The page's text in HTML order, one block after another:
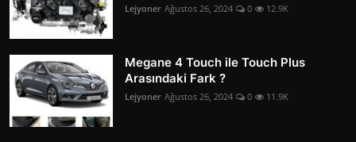
Lejyoner Ağustos 26, 2024 0 12.9K
Megane 4 Touch ile Touch Plus
Arasındaki Fark ?
Lejyoner Ağustos 26, 2024 0 11.9K